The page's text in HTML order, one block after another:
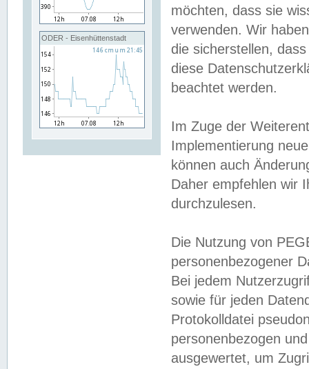
ODER - Eisenhüttenstadt
möchten, dass sie
verwenden. Wir
die sicherstellen,
diese
beachtet werden.
Im Zuge der
Implementierung
können auch
Daher empfehlen wir
durchzulesen.
Die Nutzung von
personenbezogener
Bei jedem
sowie für jeden
Protokolldatei
personenbezogen
ausgewertet, um